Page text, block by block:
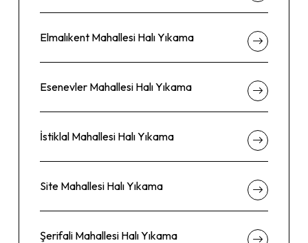
Elmalıkent Mahallesi Halı Yıkama
Esenevler Mahallesi Halı Yıkama
İstiklal Mahallesi Halı Yıkama
Site Mahallesi Halı Yıkama
Şerifali Mahallesi Halı Yıkama